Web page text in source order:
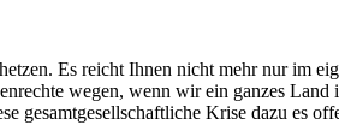
Es reicht Ihnen nicht mehr nur im
wegen, wenn wir ein ganzes
gesamtgesellschaftliche Krise dazu es